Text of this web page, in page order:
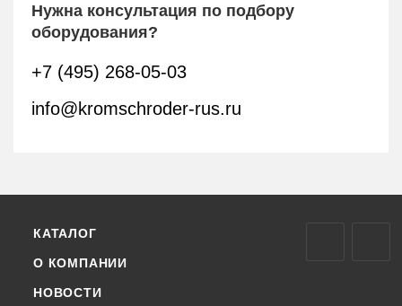
Нужна консультация по подбору
оборудования?
+7 (495) 268-05-03
info@kromschroder-rus.ru
КАТАЛОГ
О КОМПАНИИ
НОВОСТИ